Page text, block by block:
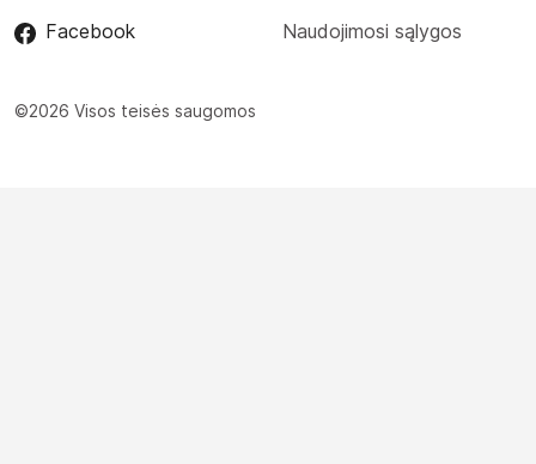
Facebook Naudojimosi sąlygos
©2026 Visos teisės saugomos